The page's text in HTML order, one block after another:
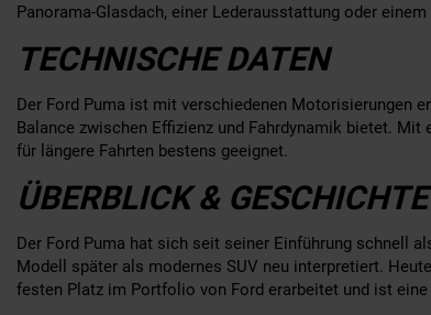
Panorama-Glasdach, einer Lederausstattung oder
TECHNISCHE DATEN
Der Ford Puma ist mit verschiedenen Motorisierungen
Balance zwischen Effizienz und Fahrdynamik bietet.
für längere Fahrten bestens geeignet.
ÜBERBLICK &
Der Ford Puma hat sich seit seiner Einführung schnell
Modell später als modernes SUV neu interpretiert.
festen Platz im Portfolio von Ford erarbeitet und ist